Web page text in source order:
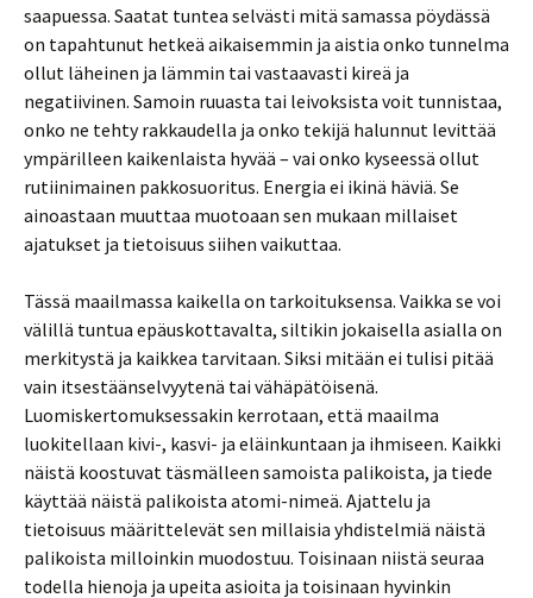
saapuessa. Saatat tuntea selvästi mitä samassa pöydässä
on tapahtunut hetkeä aikaisemmin ja aistia onko tunnelma
ollut läheinen ja lämmin tai vastaavasti kireä ja
negatiivinen. Samoin ruuasta tai leivoksista voit tunnistaa,
onko ne tehty rakkaudella ja onko tekijä halunnut levittää
ympärilleen kaikenlaista hyvää – vai onko kyseessä ollut
rutiinimainen pakkosuoritus. Energia ei ikinä häviä. Se
ainoastaan muuttaa muotoaan sen mukaan millaiset
ajatukset ja tietoisuus siihen vaikuttaa.
Tässä maailmassa kaikella on tarkoituksensa. Vaikka se voi
välillä tuntua epäuskottavalta, siltikin jokaisella asialla on
merkitystä ja kaikkea tarvitaan. Siksi mitään ei tulisi pitää
vain itsestäänselvyytenä tai vähäpätöisenä.
Luomiskertomuksessakin kerrotaan, että maailma
luokitellaan kivi-, kasvi- ja eläinkuntaan ja ihmiseen. Kaikki
näistä koostuvat täsmälleen samoista palikoista, ja tiede
käyttää näistä palikoista atomi-nimeä. Ajattelu ja
tietoisuus määrittelevät sen millaisia yhdistelmiä näistä
palikoista milloinkin muodostuu. Toisinaan niistä seuraa
todella hienoja ja upeita asioita ja toisinaan hyvinkin